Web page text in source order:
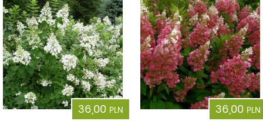
36,00 PLN
36,00 PLN